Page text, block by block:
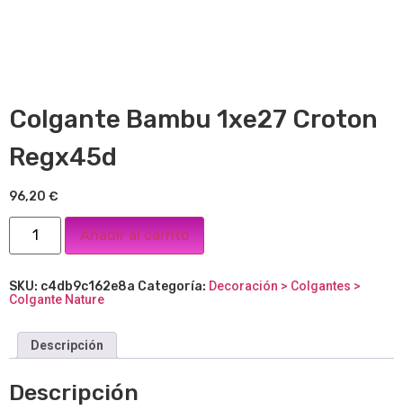
Colgante Bambu 1xe27 Croton
Regx45d
96,20 €
Añadir al carrito
SKU: c4db9c162e8a Categoría: Decoración > Colgantes >
Colgante Nature
Descripción
Descripción